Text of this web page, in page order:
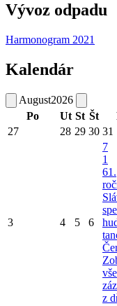
Vývoz odpadu
Harmonogram 2021
Kalendár
August2026
Po
Ut St Št
27
28 29 30 31
3 4 5 6
7
1
61.
z